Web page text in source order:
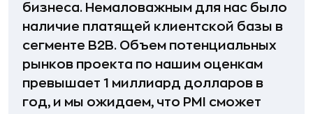
бизнеса. Немаловажным для нас было
наличие платящей клиентской базы в
сегменте B2B. Объем потенциальных
рынков проекта по нашим оценкам
превышает 1 миллиард долларов в
год, и мы ожидаем, что PMI сможет